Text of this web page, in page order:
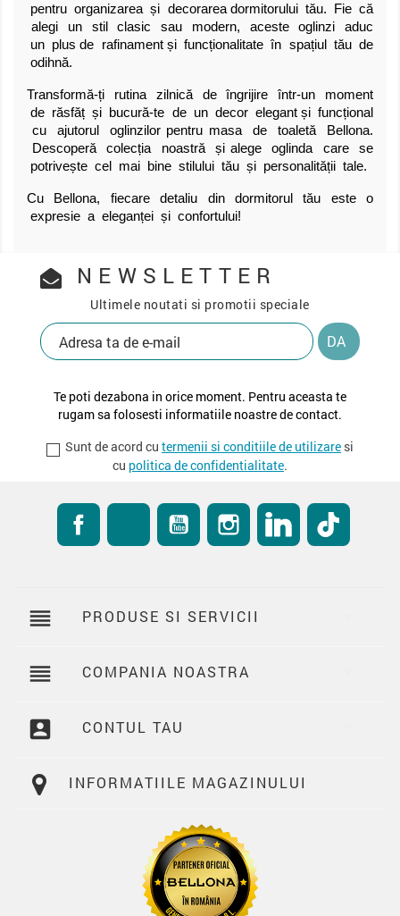
pentru organizarea și decorarea dormitorului tău. Fie că
alegi un stil clasic sau modern, aceste oglinzi aduc
un plus de rafinament și funcționalitate în spațiul tău de
odihnă.
Transformă-ți rutina zilnică de îngrijire într-un moment
de răsfăț și bucură-te de un decor elegant și funcțional
cu ajutorul oglinzilor pentru masa de toaletă Bellona.
Descoperă colecția noastră și alege oglinda care se
potrivește cel mai bine stilului tău și personalității tale.
Cu Bellona, fiecare detaliu din dormitorul tău este o
expresie a eleganței și confortului!
NEWSLETTER
Ultimele noutati si promotii speciale
Te poti dezabona in orice moment. Pentru aceasta te
rugam sa folosesti informatiile noastre de contact.
Sunt de acord cu termenii si conditiile de utilizare si
cu politica de confidentialitate.
FacebookRSS YouTube InstagramLinkedIn
reorder PRODUSE SI SERVICII
reorder COMPANIA NOASTRA
account_box CONTUL TAU
INFORMATIILE MAGAZINULUI